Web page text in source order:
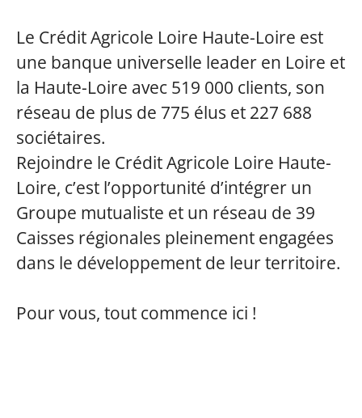
Le Crédit Agricole Loire Haute-Loire est
une banque universelle leader en Loire et
la Haute-Loire avec 519 000 clients, son
réseau de plus de 775 élus et 227 688
sociétaires.
Rejoindre le Crédit Agricole Loire Haute-
Loire, c’est l’opportunité d’intégrer un
Groupe mutualiste et un réseau de 39
Caisses régionales pleinement engagées
dans le développement de leur territoire.
Pour vous, tout commence ici !